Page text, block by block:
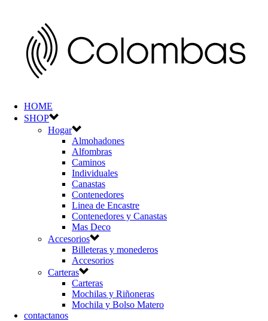
HOME
SHOP
Hogar
Almohadones
Alfombras
Caminos
Individuales
Canastas
Contenedores
Linea de Encastre
Contenedores y Canastas
Mas Deco
Accesorios
Billeteras y monederos
Accesorios
Carteras
Carteras
Mochilas y Riñoneras
Mochila y Bolso Matero
contactanos